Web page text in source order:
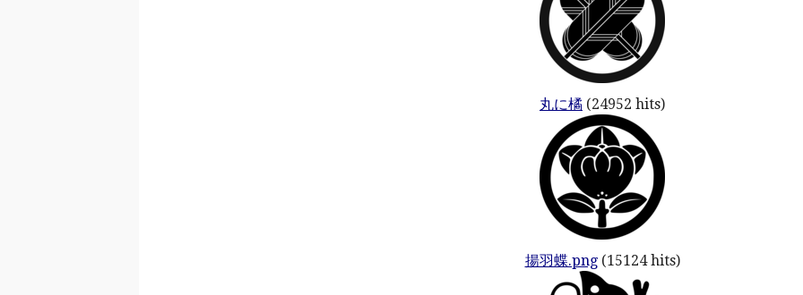
丸に橘 (24952 hits)
揚羽蝶.png(15124 hits)